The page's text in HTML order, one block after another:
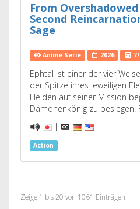
From
Second
Sage
Anime Serie 2026
Ephtal ist einer der vier
der Spitze ihres jeweiligen
Helden auf seiner Mission
Dämonenkönig zu besiegen.
|
Action
Zeige 1 bis 20 von 1061 Einträgen